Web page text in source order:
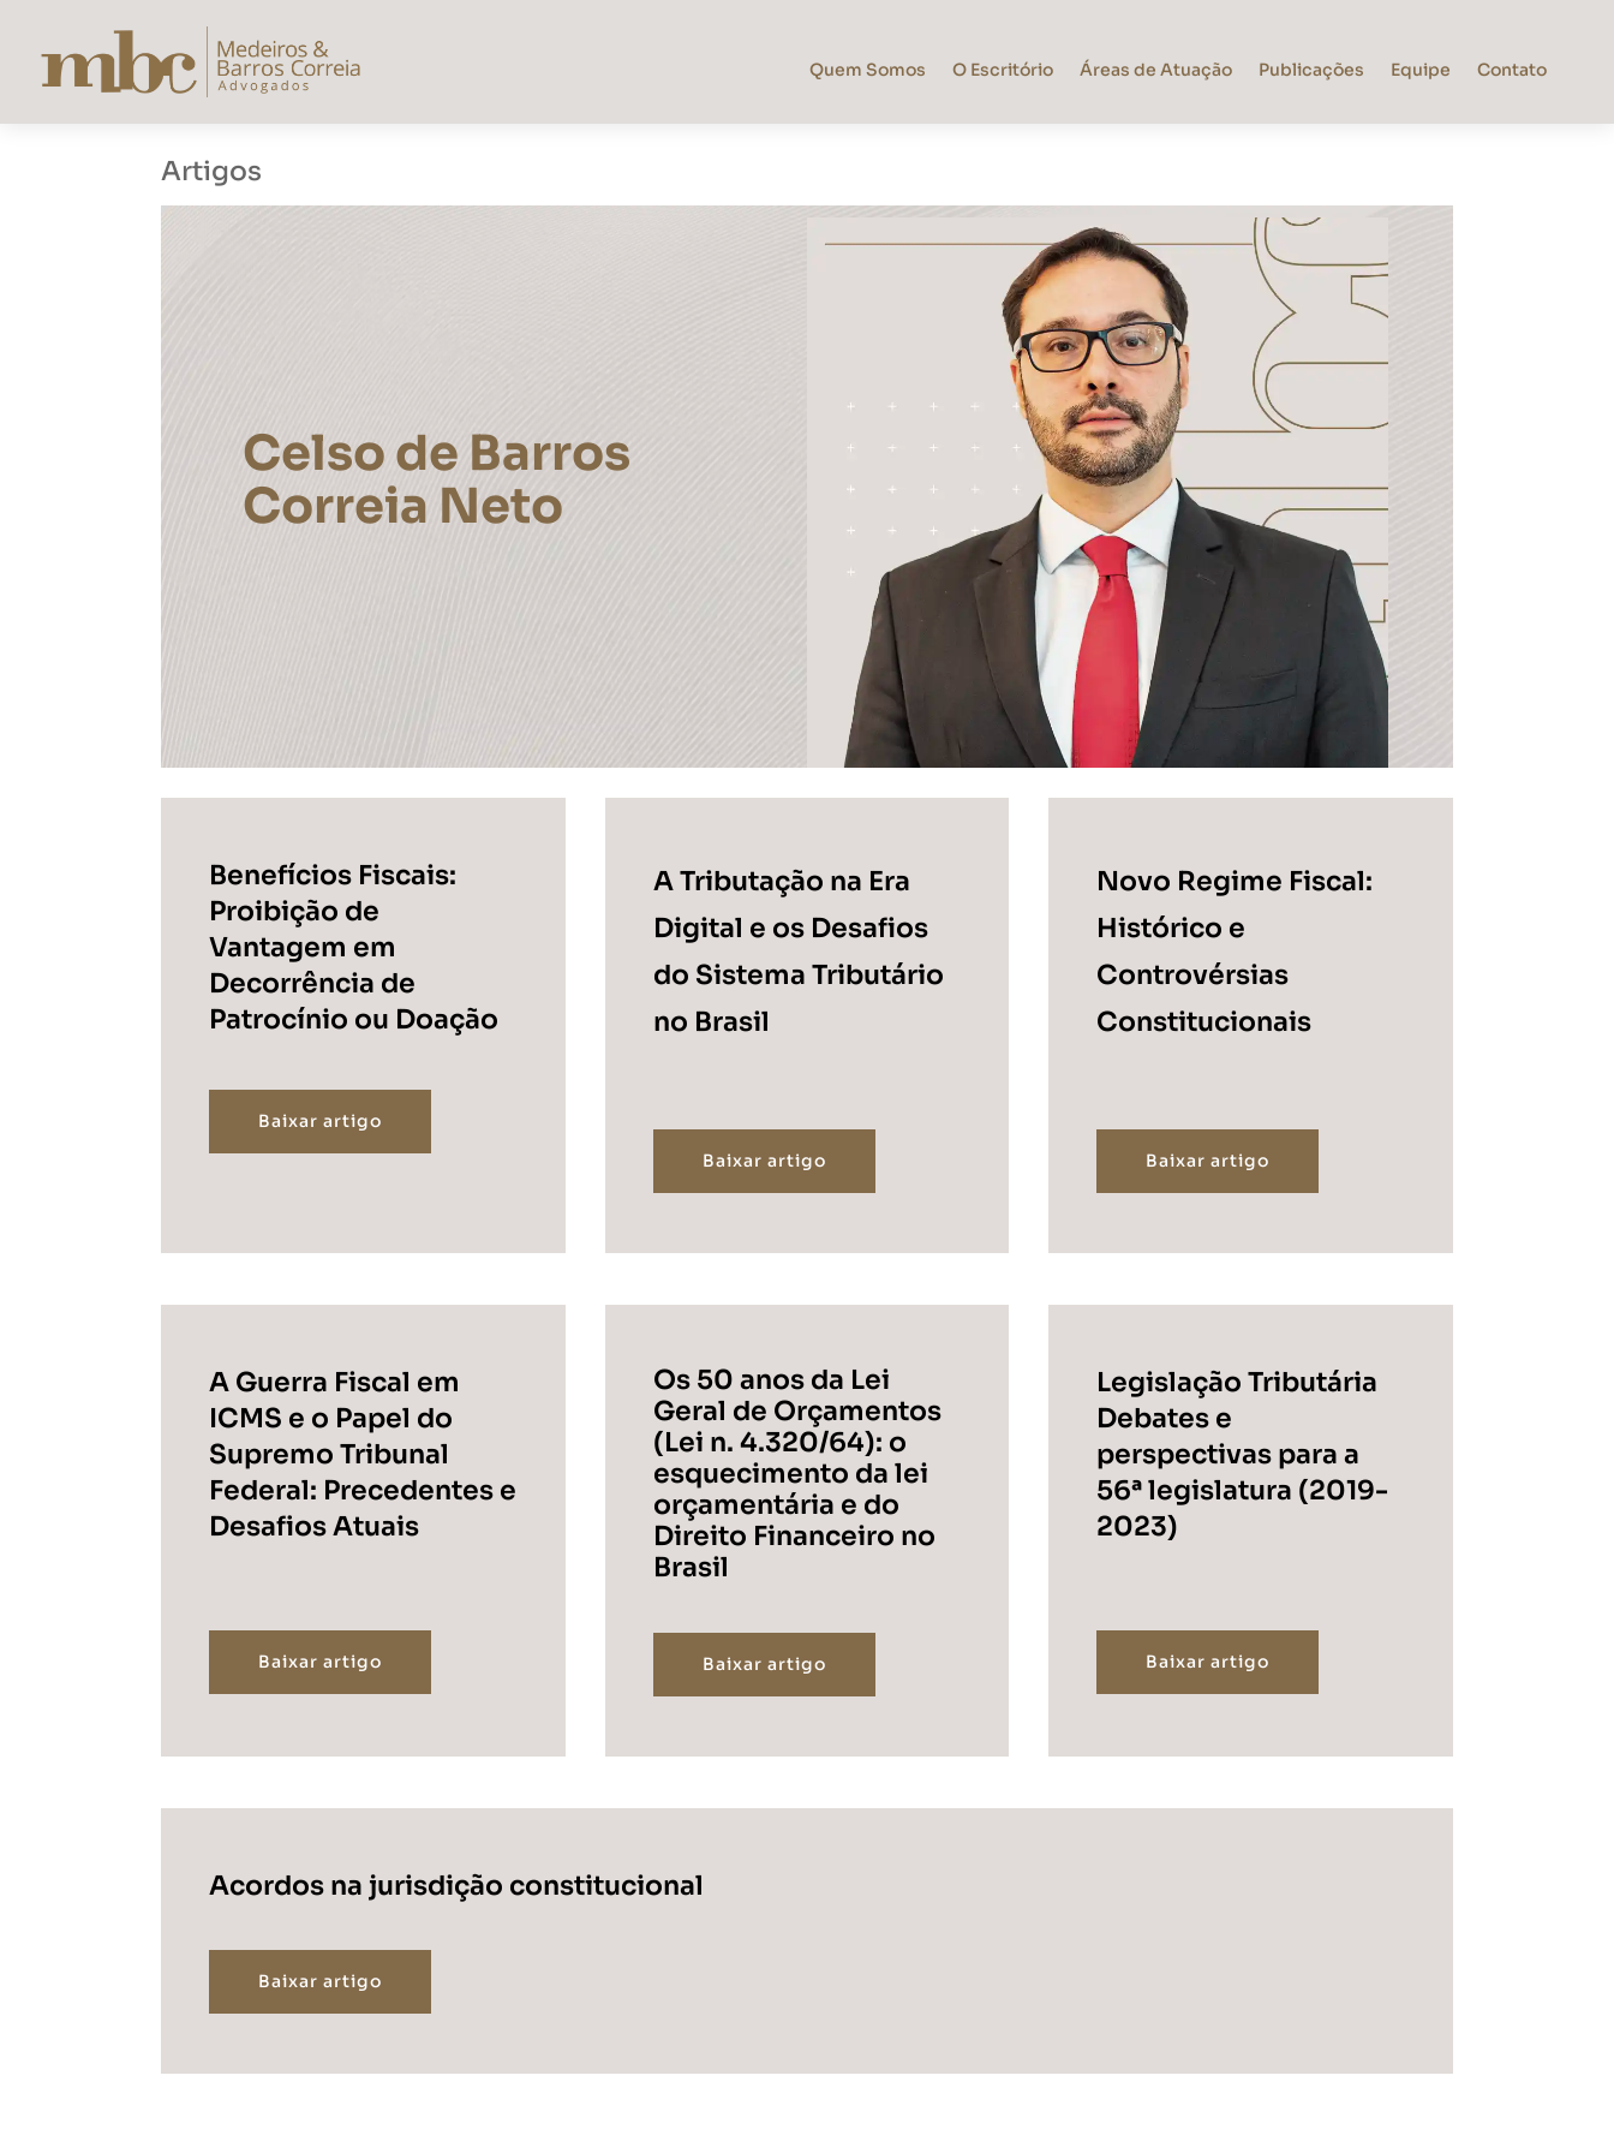
Quem Somos O Escritório Áreas de Atuação Publicações Equipe Contato
Artigos
Celso de Barros
Correia Neto
Benefícios Fiscais:
Proibição de
Vantagem em
Decorrência de
Patrocínio ou Doação
Baixar artigo
A Tributação na Era
Digital e os Desafios
do Sistema Tributário
no Brasil
Baixar artigo
Novo Regime Fiscal:
Histórico e
Controvérsias
Constitucionais
Baixar artigo
A Guerra Fiscal em
ICMS e o Papel do
Supremo Tribunal
Federal: Precedentes e
Desafios Atuais
Baixar artigo
Os 50 anos da Lei
Geral de Orçamentos
(Lei n. 4.320/64): o
esquecimento da lei
orçamentária e do
Direito Financeiro no
Brasil
Baixar artigo
Legislação Tributária
Debates e
perspectivas para a
56ª legislatura (2019-
2023)
Baixar artigo
Acordos na jurisdição constitucional
Baixar artigo